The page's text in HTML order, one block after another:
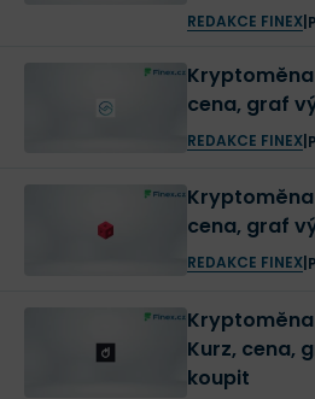
REDAKCE FINEX|
Kryptoměna
cena, graf
REDAKCE FINEX|
Kryptoměna
cena, graf
REDAKCE FINEX|
Kryptoměna
Kurz, cena,
koupit